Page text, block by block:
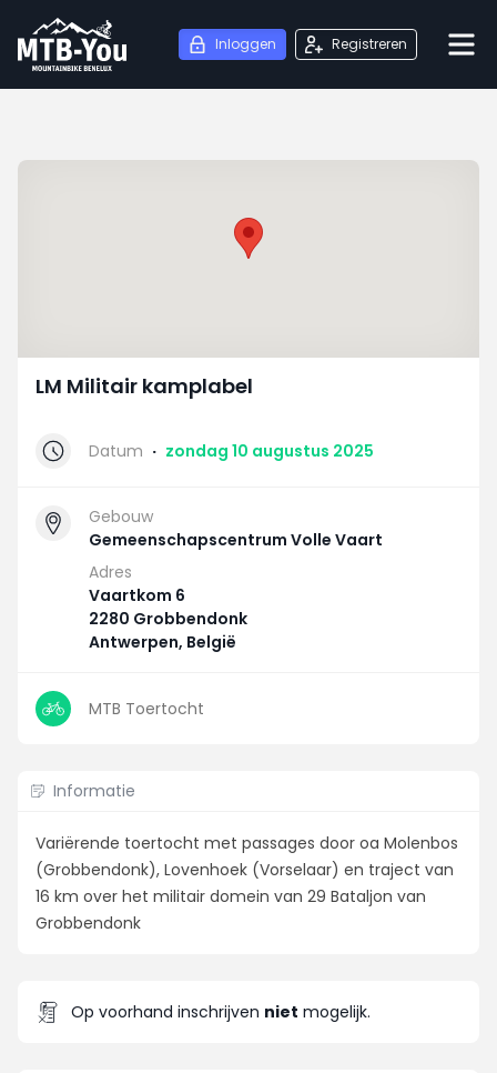
Inloggen Registreren
LM Militair kamplabel
Datum · zondag 10 augustus 2025
Gebouw
Gemeenschapscentrum Volle Vaart
Adres
Vaartkom 6
2280 Grobbendonk
Antwerpen, België
MTB Toertocht
Informatie
Variërende toertocht met passages door oa Molenbos
(Grobbendonk), Lovenhoek (Vorselaar) en traject van
16 km over het militair domein van 29 Bataljon van
Grobbendonk
Op voorhand inschrijven niet mogelijk.